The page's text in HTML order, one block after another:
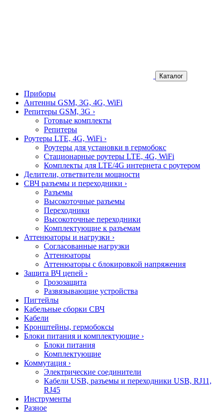
Каталог
Приборы
Антенны GSM, 3G, 4G, WiFi
Репитеры GSM, 3G ›
Готовые комплекты
Репитеры
Роутеры LTE, 4G, WiFi ›
Роутеры для установки в гермобокс
Стационарные роутеры LTE, 4G, WiFi
Комплекты для LTE/4G интернета с роутером
Делители, ответвители мощности
СВЧ разъемы и переходники ›
Разъемы
Высокоточные разъемы
Переходники
Высокоточные переходники
Комплектующие к разъемам
Аттенюаторы и нагрузки ›
Согласованные нагрузки
Аттенюаторы
Аттенюаторы с блокировкой напряжения
Защита ВЧ цепей ›
Грозозащита
Развязывающие устройства
Пигтейлы
Кабельные сборки СВЧ
Кабели
Кронштейны, гермобоксы
Блоки питания и комплектующие ›
Блоки питания
Комплектующие
Коммутация ›
Электрические соединители
Кабели USB, разъемы и переходники USB, RJ11,
RJ45
Инструменты
Разное